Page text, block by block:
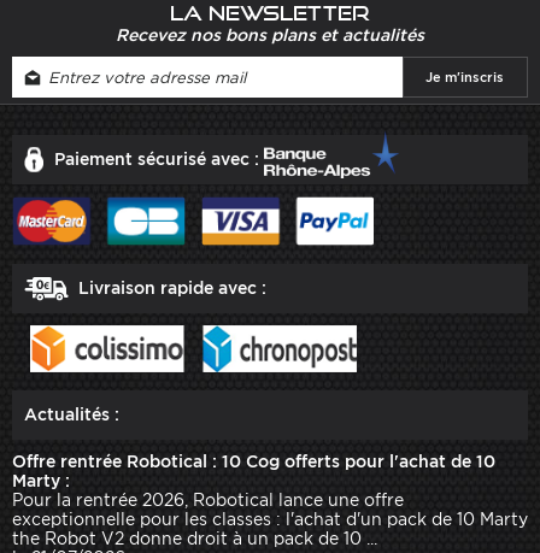
La newsletter
Recevez nos bons plans et actualités
Paiement sécurisé avec :
Livraison rapide avec :
Actualités :
Offre rentrée Robotical : 10 Cog offerts pour l'achat de 10
Marty :
Pour la rentrée 2026, Robotical lance une offre
exceptionnelle pour les classes : l'achat d'un pack de 10 Marty
the Robot V2 donne droit à un pack de 10 ...